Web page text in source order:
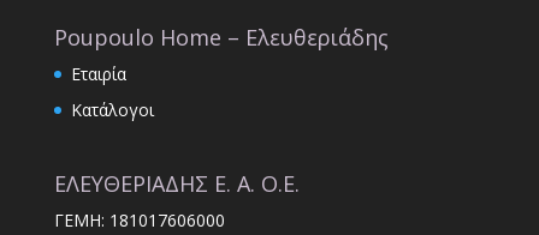
Poupoulo Home – Ελευθεριάδης
Εταιρία
Κατάλογοι
ΕΛΕΥΘΕΡΙΑΔΗΣ Ε. Α. Ο.Ε.
ΓΕΜΗ: 181017606000